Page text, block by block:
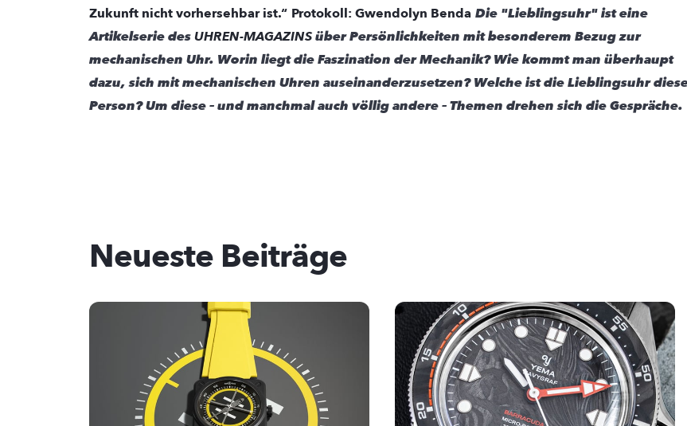
Zukunft nicht vorhersehbar ist.“ Protokoll: Gwendolyn Benda Die "Lieblingsuhr" ist eine
Artikelserie desUHREN-MAGAZINSüber Persönlichkeiten mit besonderem Bezug zur
mechanischen Uhr. Worin liegt die Faszination der Mechanik? Wie kommt man überhaupt
dazu, sich mit mechanischen Uhren auseinanderzusetzen? Welche ist die Lieblingsuhr
Person? Um diese – und manchmal auch völlig andere – Themen drehen sich die Gespräche.
Neueste Beiträge